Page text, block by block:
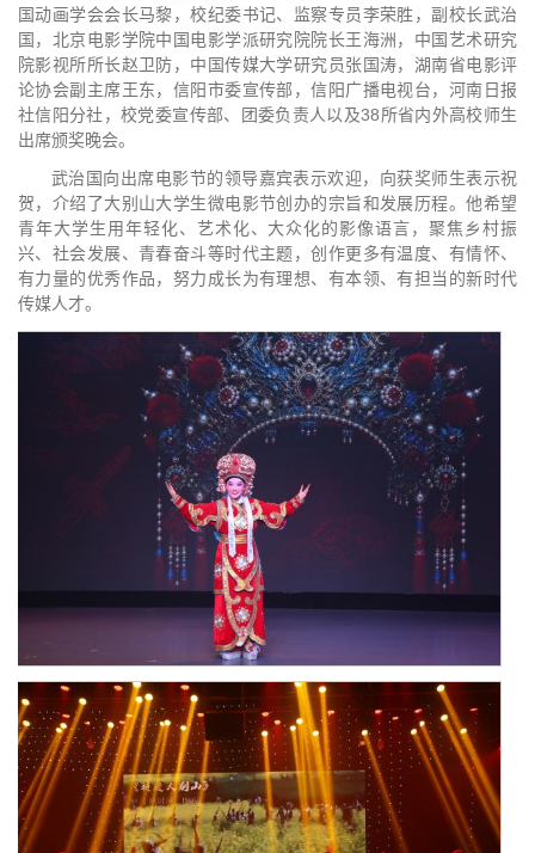
国动画学会会长马黎，校纪委书记、监察专员李荣胜，副校长武治
国，北京电影学院中国电影学派研究院院长王海洲，中国艺术研究
院影视所所长赵卫防，中国传媒大学研究员张国涛，湖南省电影评
论协会副主席王东，信阳市委宣传部，信阳广播电视台，河南日报
社信阳分社，校党委宣传部、团委负责人以及38所省内外高校师生
出席颁奖晚会。
武治国向出席电影节的领导嘉宾表示欢迎，向获奖师生表示祝
贺，介绍了大别山大学生微电影节创办的宗旨和发展历程。他希望
青年大学生用年轻化、艺术化、大众化的影像语言，聚焦乡村振
兴、社会发展、青春奋斗等时代主题，创作更多有温度、有情怀、
有力量的优秀作品，努力成长为有理想、有本领、有担当的新时代
传媒人才。